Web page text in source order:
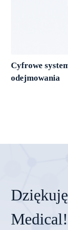
Cyfrowe
odejmowania
Medical!